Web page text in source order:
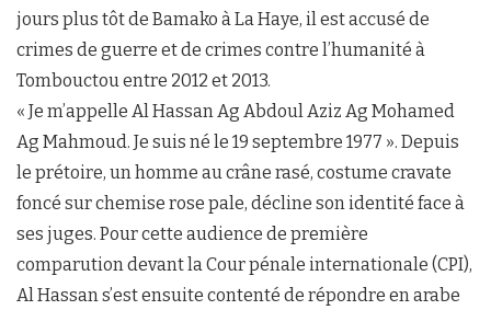
jours plus tôt de Bamako à La Haye, il est accusé de
crimes de guerre et de crimes contre l’humanité à
Tombouctou entre 2012 et 2013.
« Je m’appelle Al Hassan Ag Abdoul Aziz Ag Mohamed
Ag Mahmoud. Je suis né le 19 septembre 1977 ». Depuis
le prétoire, un homme au crâne rasé, costume cravate
foncé sur chemise rose pale, décline son identité face à
ses juges. Pour cette audience de première
comparution devant la Cour pénale internationale (CPI),
Al Hassan s’est ensuite contenté de répondre en arabe